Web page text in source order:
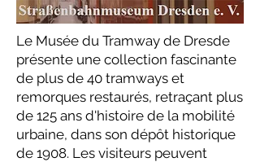
Le Musée du Tramway de Dresde
présente une collection fascinante
de plus de 40 tramways et
remorques restaurés, retraçant plus
de 125 ans d'histoire de la mobilité
urbaine, dans son dépôt historique
de 1908. Les visiteurs peuvent